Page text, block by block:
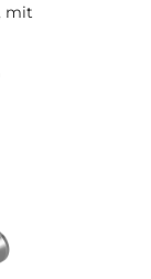
mit